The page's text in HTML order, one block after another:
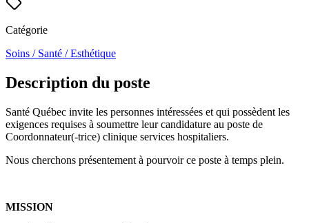
Catégorie
Soins / Santé / Esthétique
Description du poste
Santé Québec invite les personnes intéressées et qui possèdent les
exigences requises à soumettre leur candidature au poste de
Coordonnateur(-trice) clinique services hospitaliers.
Nous cherchons présentement à pourvoir ce poste à temps plein.
MISSION